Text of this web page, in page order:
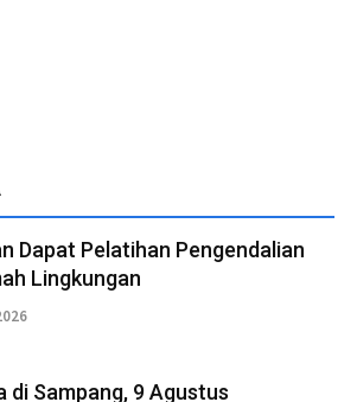
Dapat Pelatihan Pengendalian
Lingkungan
di Sampang, 9 Agustus